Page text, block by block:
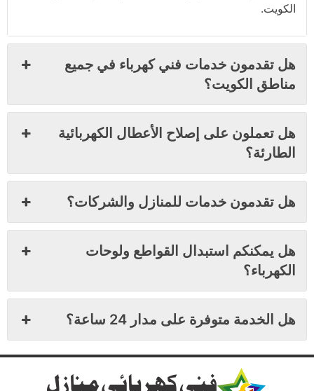
الكويت.
هل تقدمون خدمات فني كهرباء في جميع
مناطق الكويت؟
هل تعملون على إصلاح الأعطال الكهربائية
الطارئة؟
هل تقدمون خدمات للمنازل والشركات؟
هل يمكنكم استبدال القواطع ولوحات
الكهرباء؟
هل الخدمة متوفرة على مدار 24 ساعة؟